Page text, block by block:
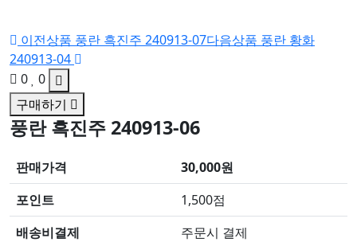
이전상품 풍란 흑진주 240913-07다음상품 풍란 황화
240913-04
0 0
구매하기
풍란 흑진주 240913-06
판매가격
30,000원
포인트
1,500점
배송비결제
주문시 결제